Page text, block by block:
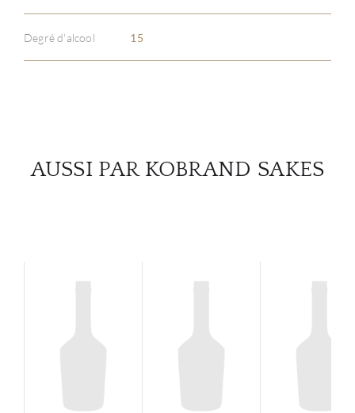
Degré d'alcool 15
AUSSI PAR KOBRAND SAKES